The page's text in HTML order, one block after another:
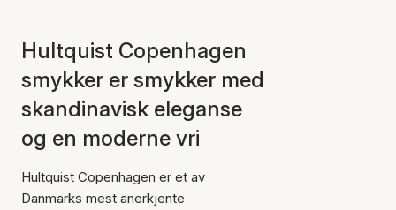
Hultquist Copenhagen
smykker er smykker med
skandinavisk eleganse
og en moderne vri
Hultquist Copenhagen er et av
Danmarks mest anerkjente